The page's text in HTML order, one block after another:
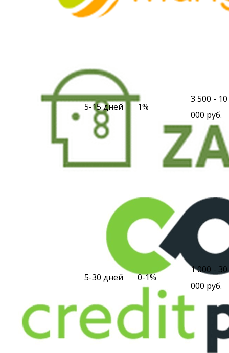
5-15 дней 1%
3 500 - 10
000 руб.
5-30 дней 0-1%
1 000 - 30
000 руб.